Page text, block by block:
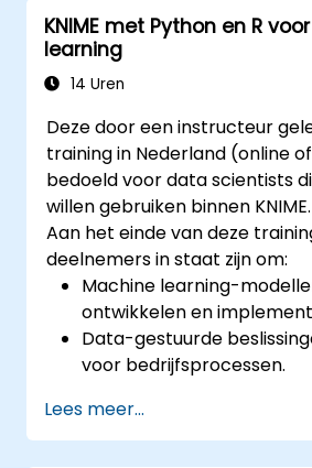
Prognoseprocessen
te zetten voor zakelijke en
onderzoeksdoeleinden.
KNIME met Python en R
learning
14 Uren
Deze door een instructeur
training in Nederland (online
bedoeld voor data scientists
willen gebruiken binnen KNIME.
Aan het einde van deze
deelnemers in staat zijn om:
Machine learning-
ontwikkelen en
Data-gestuurde
voor bedrijfsprocessen.
voeren.
Lees meer...